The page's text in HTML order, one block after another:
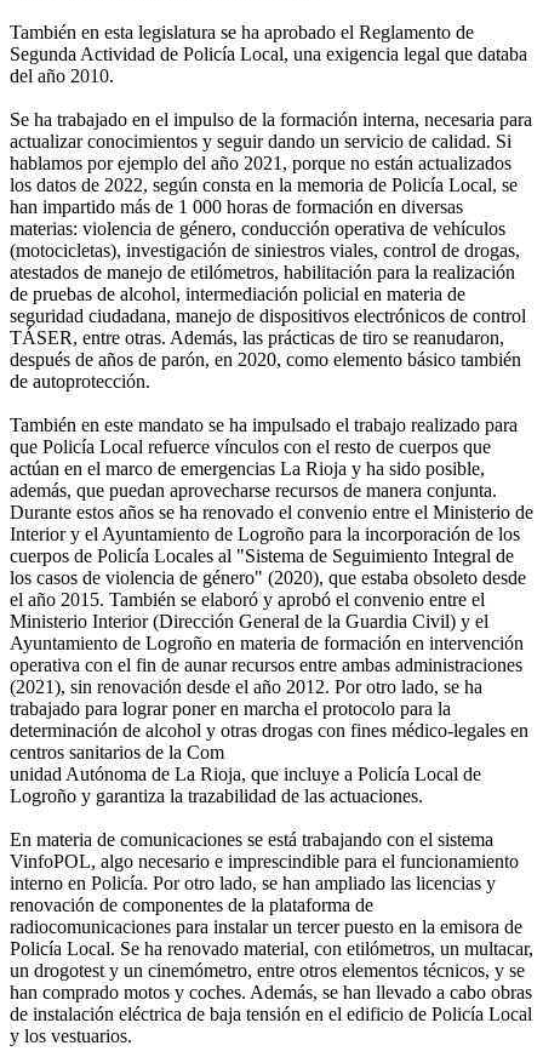
También en esta legislatura se ha aprobado el Reglamento de
Segunda Actividad de Policía Local, una exigencia legal que databa
del año 2010.
Se ha trabajado en el impulso de la formación interna, necesaria para
actualizar conocimientos y seguir dando un servicio de calidad. Si
hablamos por ejemplo del año 2021, porque no están actualizados
los datos de 2022, según consta en la memoria de Policía Local, se
han impartido más de 1 000 horas de formación en diversas
materias: violencia de género, conducción operativa de vehículos
(motocicletas), investigación de siniestros viales, control de drogas,
atestados de manejo de etilómetros, habilitación para la realización
de pruebas de alcohol, intermediación policial en materia de
seguridad ciudadana, manejo de dispositivos electrónicos de control
TÁSER, entre otras. Además, las prácticas de tiro se reanudaron,
después de años de parón, en 2020, como elemento básico también
de autoprotección.
También en este mandato se ha impulsado el trabajo realizado para
que Policía Local refuerce vínculos con el resto de cuerpos que
actúan en el marco de emergencias La Rioja y ha sido posible,
además, que puedan aprovecharse recursos de manera conjunta.
Durante estos años se ha renovado el convenio entre el Ministerio de
Interior y el Ayuntamiento de Logroño para la incorporación de los
cuerpos de Policía Locales al "Sistema de Seguimiento Integral de
los casos de violencia de género" (2020), que estaba obsoleto desde
el año 2015. También se elaboró y aprobó el convenio entre el
Ministerio Interior (Dirección General de la Guardia Civil) y el
Ayuntamiento de Logroño en materia de formación en intervención
operativa con el fin de aunar recursos entre ambas administraciones
(2021), sin renovación desde el año 2012. Por otro lado, se ha
trabajado para lograr poner en marcha el protocolo para la
determinación de alcohol y otras drogas con fines médico-legales en
centros sanitarios de la Com
unidad Autónoma de La Rioja, que incluye a Policía Local de
Logroño y garantiza la trazabilidad de las actuaciones.
En materia de comunicaciones se está trabajando con el sistema
VinfoPOL, algo necesario e imprescindible para el funcionamiento
interno en Policía. Por otro lado, se han ampliado las licencias y
renovación de componentes de la plataforma de
radiocomunicaciones para instalar un tercer puesto en la emisora de
Policía Local. Se ha renovado material, con etilómetros, un multacar,
un drogotest y un cinemómetro, entre otros elementos técnicos, y se
han comprado motos y coches. Además, se han llevado a cabo obras
de instalación eléctrica de baja tensión en el edificio de Policía Local
y los vestuarios.